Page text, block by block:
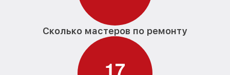
Сколько мастеров по ремонту
17